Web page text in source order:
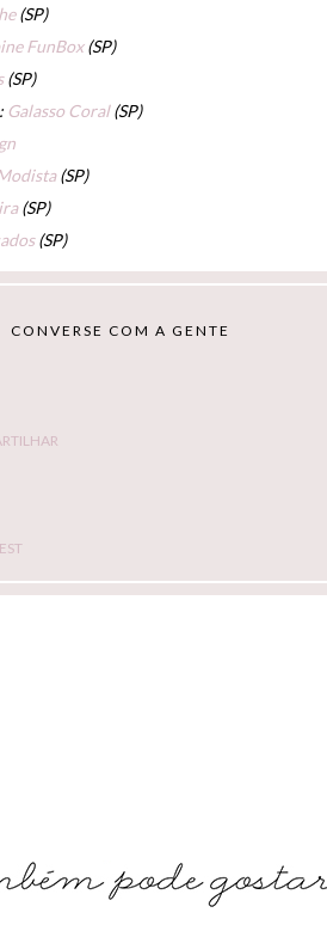
(SP)
FunBox(SP)
(SP)
Galasso Coral(SP)
(SP)
(SP)
(SP)
CONVERSE COM A GENTE